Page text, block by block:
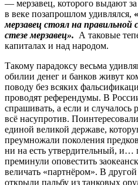
— мерзавец, которого выдают
в веке позапрошлом удивлялся, «
мерзавец стоял на правильной
стезе мерзавец». А таковые
капиталах и над народом.
Такому парадоксу весьма
обилии денег и банков живут
поводу без всяких
проводят референдумы. В
спрашивать, а если и случалось
всё насупротив.
единой великой державе,
преумножали поколения
ни на есть утвердительный, и…
преминули оповестить
величать «партнёром». В
открыли пальбу из танковых